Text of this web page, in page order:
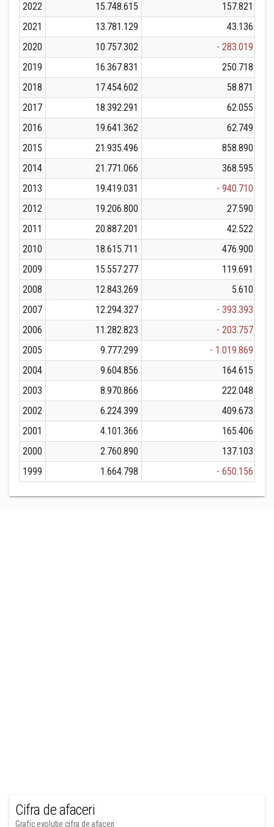
2022
15.748.615 157.821
2021
13.781.129 43.136
2020
10.757.302 - 283.019
2019
16.367.831 250.718
2018
17.454.602 58.871
2017
18.392.291 62.055
2016
19.641.362 62.749
2015
21.935.496 858.890
2014
21.771.066 368.595
2013
19.419.031 - 940.710
2012
19.206.800 27.590
2011
20.887.201 42.522
2010
18.615.711 476.900
2009
15.557.277 119.691
2008
12.843.269 5.610
2007
12.294.327 - 393.393
2006
11.282.823 - 203.757
2005
9.777.299 - 1.019.869
2004
9.604.856
164.615
2003
8.970.866
222.048
2002
6.224.399
409.673
2001
4.101.366
165.406
2000
2.760.890
137.103
1999
1.664.798 - 650.156
Cifra de afaceri
Grafic evolutie cifra de afaceri